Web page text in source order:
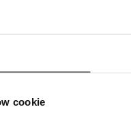
cookie